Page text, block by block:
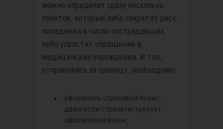
можно определит сразу несколько
пунктов, которые либо сократят риск
попадания в число пострадавших,
либо упростят обращение в
медицинские учреждения. И так,
отправляясь за границу, необходимо:
оформлять страховой полис,
даже если страна не требует
оформления визы;